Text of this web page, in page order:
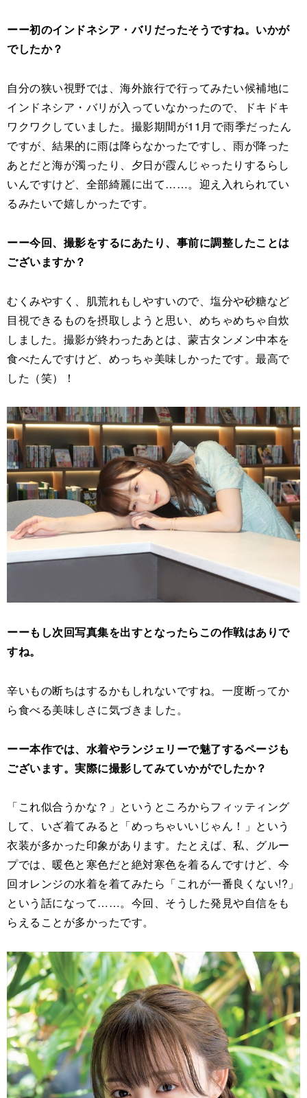
ーー初のインドネシア・バリだったそうですね。いかが
でしたか？
自分の狭い視野では、海外旅行で行ってみたい候補地に
インドネシア・バリが入っていなかったので、ドキドキ
ワクワクしていました。撮影期間が11月で雨季だったん
ですが、結果的に雨は降らなかったですし、雨が降った
あとだと海が濁ったり、夕日が霞んじゃったりするらし
いんですけど、全部綺麗に出て……。迎え入れられてい
るみたいで嬉しかったです。
ーー今回、撮影をするにあたり、事前に調整したことは
ございますか？
むくみやすく、肌荒れもしやすいので、塩分や砂糖など
目視できるものを摂取しようと思い、めちゃめちゃ自炊
しました。撮影が終わったあとは、蒙古タンメン中本を
食べたんですけど、めっちゃ美味しかったです。最高で
した（笑）！
ーーもし次回写真集を出すとなったらこの作戦はありで
すね。
辛いもの断ちはするかもしれないですね。一度断ってか
ら食べる美味しさに気づきました。
ーー本作では、水着やランジェリーで魅了するページも
ございます。実際に撮影してみていかがでしたか？
「これ似合うかな？」というところからフィッティング
して、いざ着てみると「めっちゃいいじゃん！」という
衣装が多かった印象があります。たとえば、私、グルー
プでは、暖色と寒色だと絶対寒色を着るんですけど、今
回オレンジの水着を着てみたら「これが一番良くない!?」
という話になって……。今回、そうした発見や自信をも
らえることが多かったです。